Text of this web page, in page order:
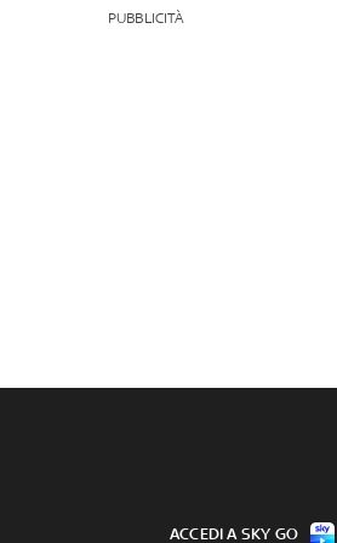
PUBBLICITÀ
ACCEDI A SKY GO